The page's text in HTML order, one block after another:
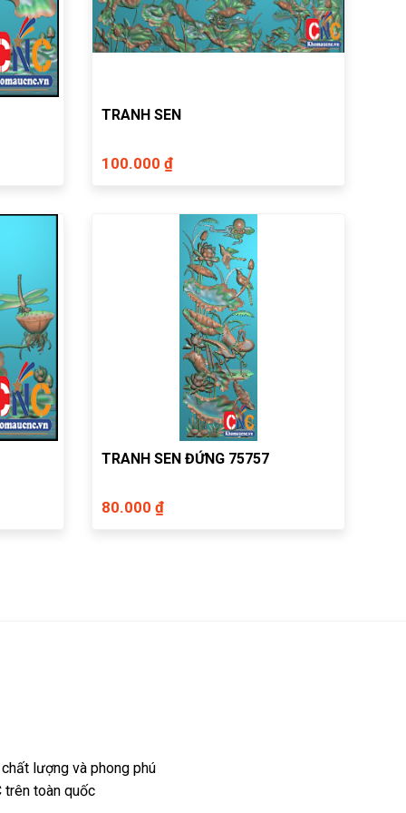
TRANH SEN
100.000 ₫
TRANH SEN ĐỨNG 75757
80.000 ₫
lượng và phong phú
trên toàn quốc